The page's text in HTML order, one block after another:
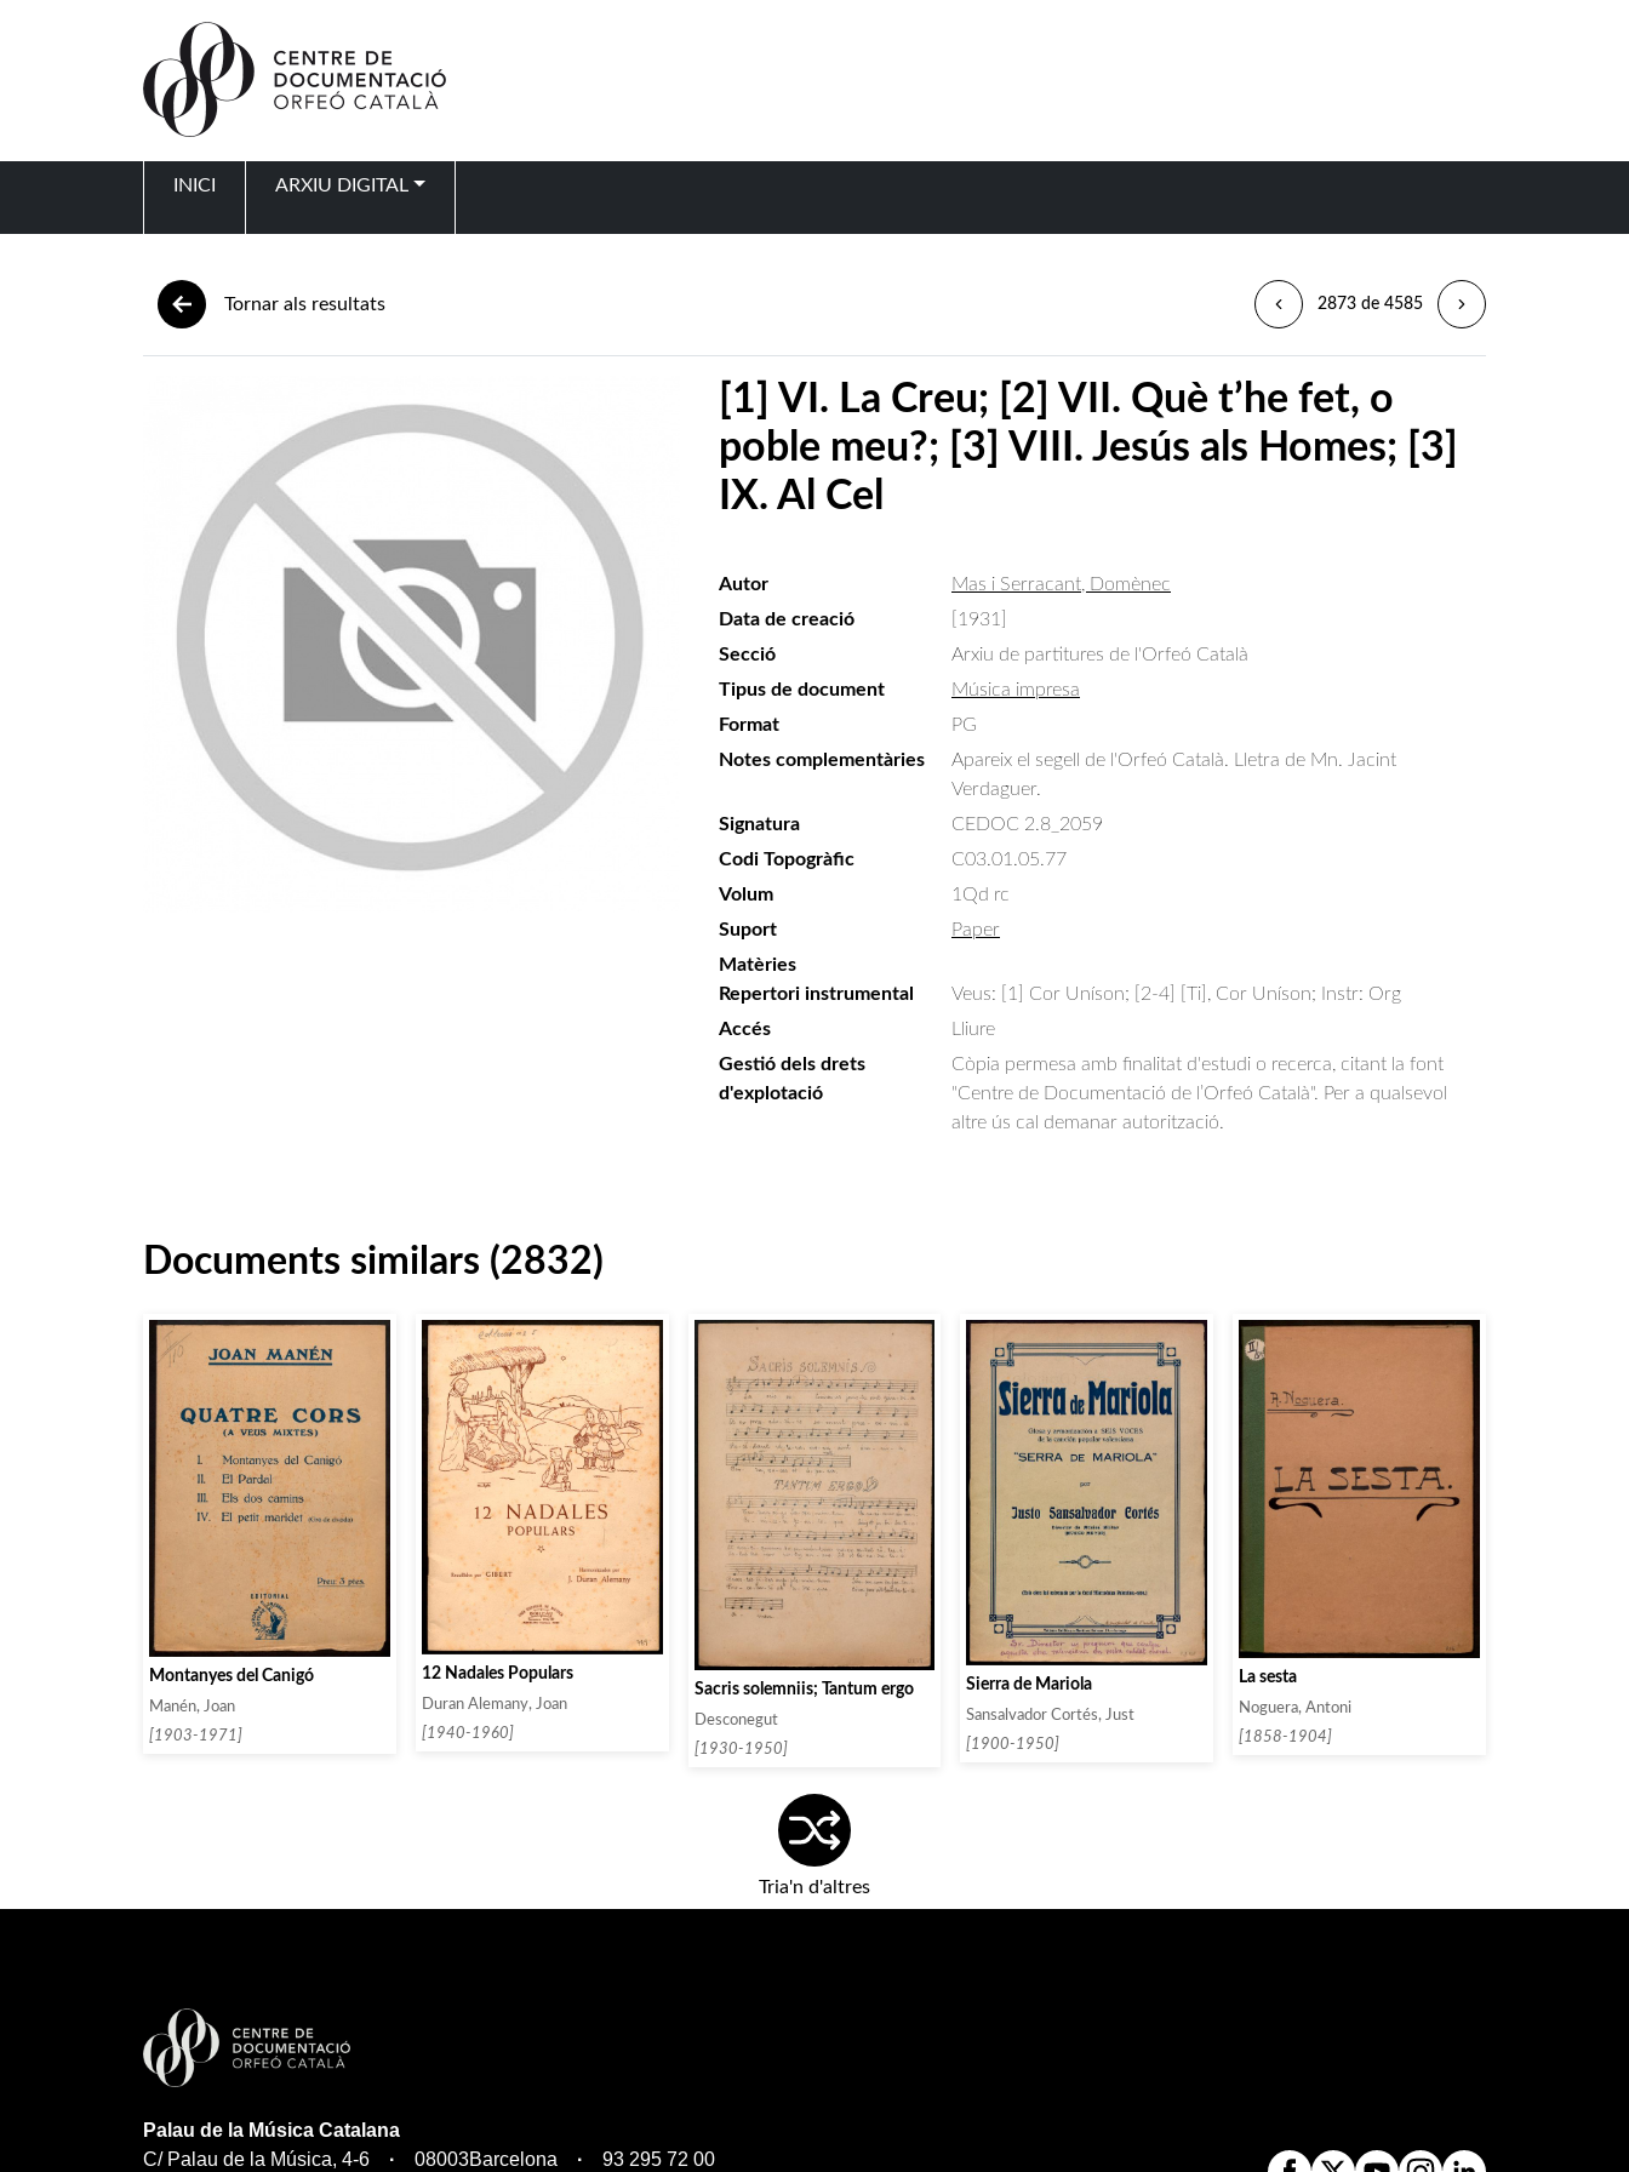
INICI ARXIU DIGITAL
Tornar als resultats 2873 de 4585
[1] VI. La Creu; [2] VII. Què t’he fet, o
poble meu?; [3] VIII. Jesús als Homes; [3]
IX. Al Cel
Autor
Mas i Serracant, Domènec
Data de creació
[1931]
Secció
Arxiu de partitures de l'Orfeó Català
Tipus de document
Música impresa
Format
PG
Notes complementàries
Apareix el segell de l'Orfeó Català. Lletra de Mn. Jacint
Verdaguer.
Signatura
CEDOC 2.8_2059
Codi Topogràfic
C03.01.05.77
Volum
1Qd rc
Suport
Paper
Matèries
Repertori instrumental
Veus: [1] Cor Uníson; [2-4] [Ti], Cor Uníson; Instr: Org
Accés
Lliure
Gestió dels drets
d'explotació
Còpia permesa amb finalitat d'estudi o recerca, citant la font
"Centre de Documentació de l’Orfeó Català". Per a qualsevol
altre ús cal demanar autorització.
Documents similars (2832)
Montanyes del Canigó
Manén, Joan
[1903-1971]
12 Nadales Populars
Duran Alemany, Joan
[1940-1960]
Sacris solemniis; Tantum ergo
Desconegut
[1930-1950]
Sierra de Mariola
Sansalvador Cortés, Just
[1900-1950]
La sesta
Noguera, Antoni
[1858-1904]
Tria'n d'altres
Palau de la Música Catalana
C/ Palau de la Música, 4-6
08003Barcelona 93 295 72 00